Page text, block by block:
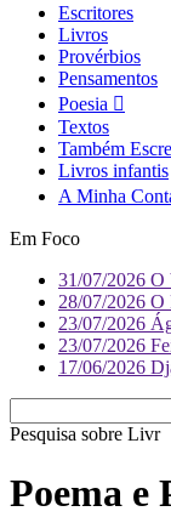
Escritores
Livros
Provérbios
Pensamentos
Poesia
Textos
Também
Livros infantis
A Minha
Em Foco
31/07/2026 O
28/07/2026 O
23/07/2026
23/07/2026
17/06/2026
Pesquisa sobre
Poema e